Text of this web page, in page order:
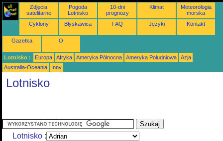
Zdjęcia
satelitarne
Pogoda
Lotnisko
10-dni
prognozy
Klimat
Meteorologia
morska
Cyklony
Błyskawica FAQ Języki Kontakt
Gazetka O
Lotnisko : Europa Afryka Ameryka Północna Ameryka Południowa
Azja
Australia-Oceania
Inny
Lotnisko
Lotnisko :